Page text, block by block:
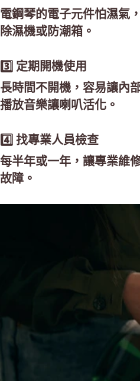
電鋼琴的電子元件怕濕氣
除濕機或防潮箱。
3️⃣ 定期開機使用
長時間不開機，容易讓內
播放音樂讓喇叭活化。
4️⃣ 找專業人員檢查
每半年或一年，讓專業維
故障。